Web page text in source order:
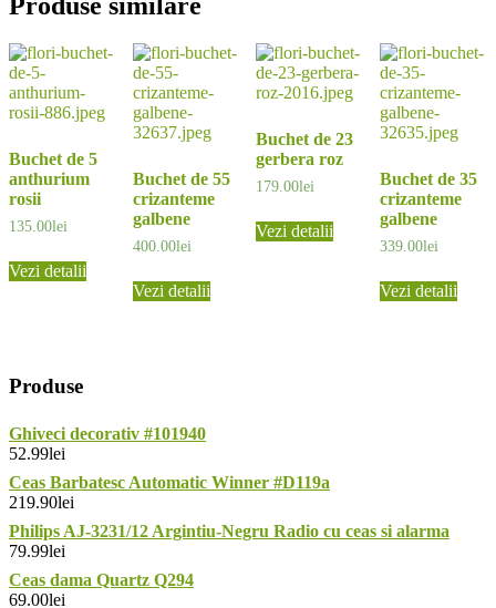
Buchet de 5
anthurium
rosii
135.00lei
Vezi detalii
Buchet de 55
crizanteme
galbene
400.00lei
Vezi detalii
Buchet de 23
gerbera roz
179.00lei
Vezi detalii
Buchet de 35
crizanteme
galbene
339.00lei
Vezi detalii
Produse
Ghiveci decorativ #101940
52.99lei
Ceas Barbatesc Automatic Winner #D119a
219.90lei
Philips AJ-3231/12 Argintiu-Negru Radio cu ceas si alarma
79.99lei
Ceas dama Quartz Q294
69.00lei